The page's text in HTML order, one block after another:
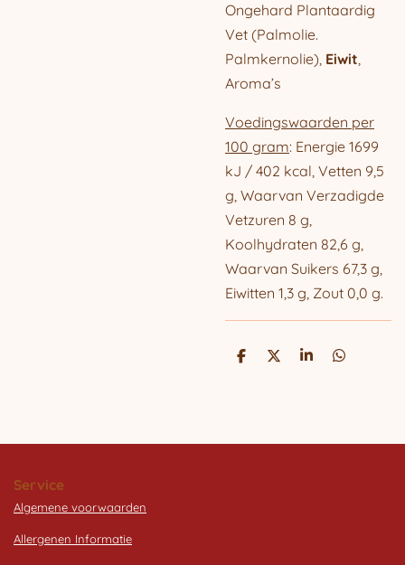
Ongehard Plantaardig
Vet (Palmolie.
Palmkernolie), Eiwit,
Aroma’s
Voedingswaarden per
100 gram: Energie 1699
kJ / 402 kcal, Vetten 9,5
g, Waarvan Verzadigde
Vetzuren 8 g,
Koolhydraten 82,6 g,
Waarvan Suikers 67,3 g,
Eiwitten 1,3 g, Zout 0,0 g.
D
D
S
D
Service
Algemene voorwaarden
Allergenen Informatie